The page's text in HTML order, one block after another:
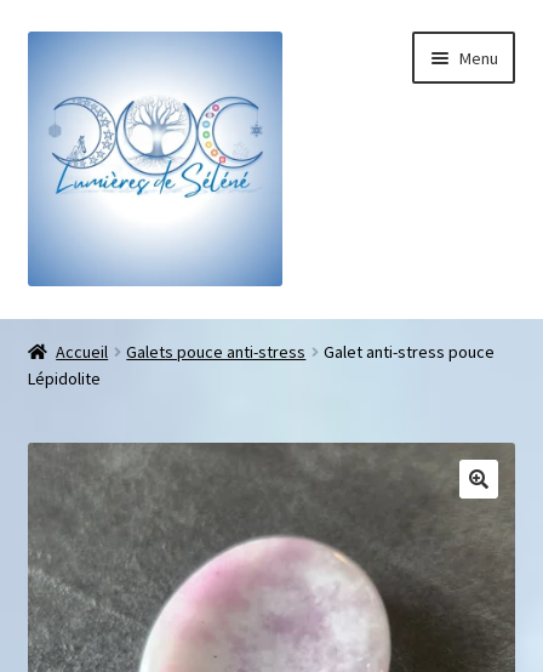
Menu
Boutique
Bracelets sur-mesure
Galets pouce anti-stress
Pendentifs sifflet et fioles
Mini géodes
Bougies lithothérapie
Accueil Galets pouce anti-stress
Galet anti-stress pouce
Lépidolite